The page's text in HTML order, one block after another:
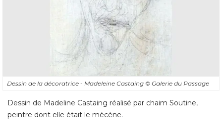
Dessin de la décoratrice - Madeleine Castaing © Galerie du Passage
Dessin de Madeline Castaing réalisé par chaim Soutine,
peintre dont elle était le mécène.